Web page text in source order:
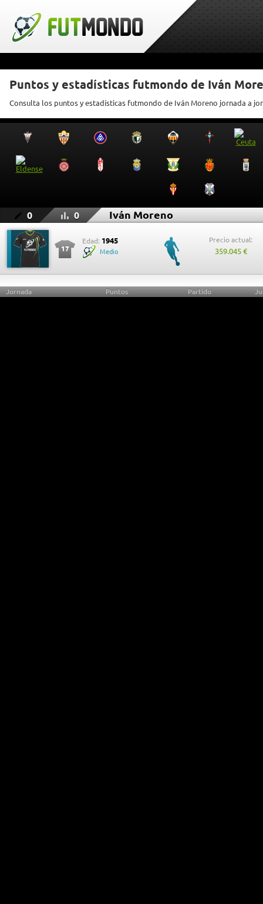
Puntos y estadísticas futmondo de Iván
Consulta los puntos y estadísticas futmondo de Iván Moreno jornada a
0 0 Iván Moreno
17
Edad: 1945
Medio
Precio actual:
359.045 €
Jornada Puntos Partido